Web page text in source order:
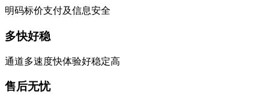
明码标价支付及信息安全
多快好稳
通道多速度快体验好稳定高
售后无忧